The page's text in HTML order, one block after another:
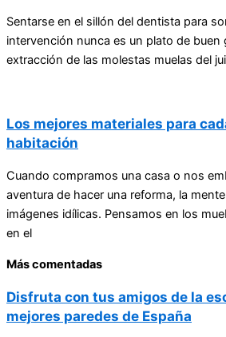
Sentarse en el sillón del dentista para
intervención nunca es un plato de buen
extracción de las molestas muelas del
Los mejores materiales para
habitación
Cuando compramos una casa o nos
aventura de hacer una reforma, la
imágenes idílicas. Pensamos en los
en el
Más comentadas
Disfruta con tus amigos de la
mejores paredes de España